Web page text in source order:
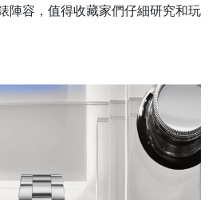
陣容，值得收藏家們仔細研究和玩